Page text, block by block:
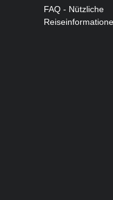
FAQ - Nützliche